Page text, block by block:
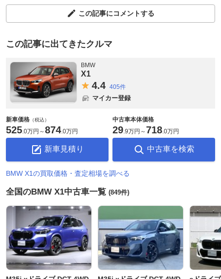
この記事にコメントする
この記事に出てきたクルマ
BMW
X1
4.4 405件
マイカー登録
新車価格 （税込）
525.0万円 ～874.0万円
新車見積り
中古車本体価格
29.9万円 ～718.0万円
中古車を検索
BMW X1の買取価格・査定相場を調べる
全国のBMW X1中古車一覧 (849件)